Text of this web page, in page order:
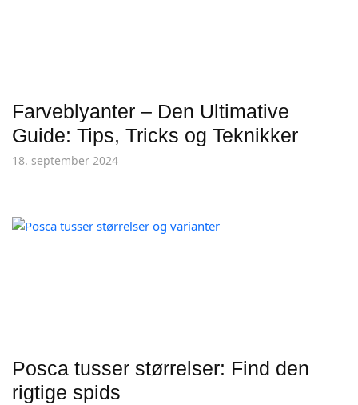
Farveblyanter – Den Ultimative
Guide: Tips, Tricks og Teknikker
18. september 2024
Posca tusser størrelser: Find den
rigtige spids